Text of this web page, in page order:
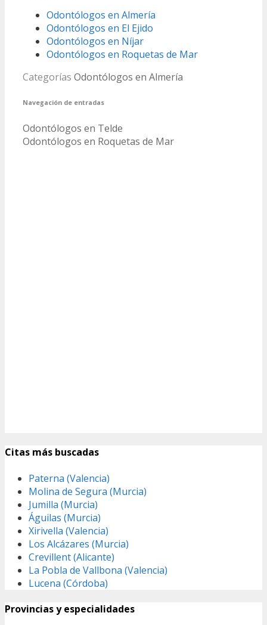
Odontólogos en Almería
Odontólogos en El Ejido
Odontólogos en Níjar
Odontólogos en Roquetas de Mar
Categorías Odontólogos en Almería
Navegación de entradas
Odontólogos en Telde
Odontólogos en Roquetas de Mar
Citas más buscadas
Paterna (Valencia)
Molina de Segura (Murcia)
Jumilla (Murcia)
Águilas (Murcia)
Xirivella (Valencia)
Los Alcázares (Murcia)
Crevillent (Alicante)
La Pobla de Vallbona (Valencia)
Lucena (Córdoba)
Provincias y especialidades